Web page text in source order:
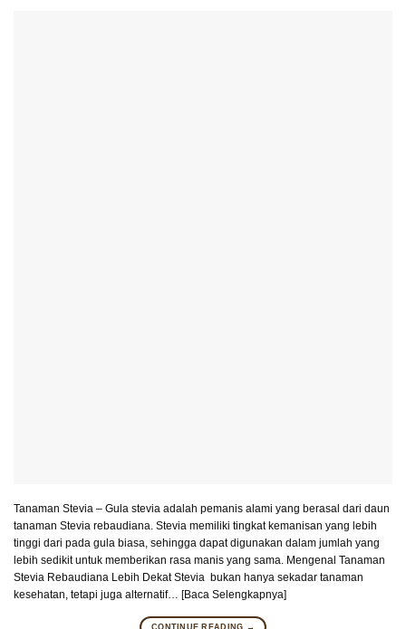
Tanaman Stevia – Gula stevia adalah pemanis alami yang berasal dari daun
tanaman Stevia rebaudiana. Stevia memiliki tingkat kemanisan yang lebih
tinggi dari pada gula biasa, sehingga dapat digunakan dalam jumlah yang
lebih sedikit untuk memberikan rasa manis yang sama. Mengenal Tanaman
Stevia Rebaudiana Lebih Dekat Stevia bukan hanya sekadar tanaman
kesehatan, tetapi juga alternatif… [Baca Selengkapnya]